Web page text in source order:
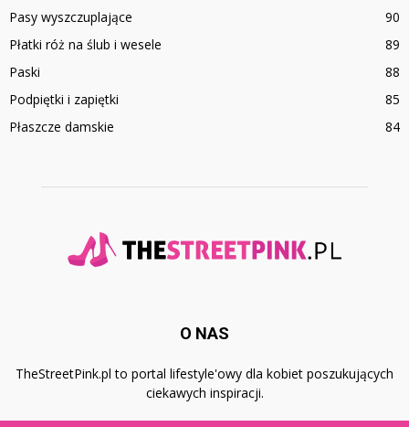
Pasy wyszczuplające
90
Płatki róż na ślub i wesele
89
Paski
88
Podpiętki i zapiętki
85
Płaszcze damskie
84
O NAS
TheStreetPink.pl to portal lifestyle'owy dla kobiet poszukujących
ciekawych inspiracji.